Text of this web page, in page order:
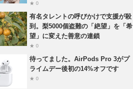
★ 0
有名タレントの呼びかけで支援が殺
到。梨5000個盗難の「絶望」を「希
望」に変えた善意の連鎖
★ 0
待ってました。AirPods Pro 3がプ
ライムデー後初の14%オフです
★ 0